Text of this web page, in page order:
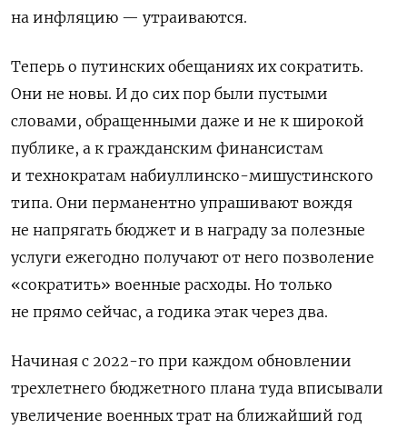
на инфляцию — утраиваются.
Теперь о путинских обещаниях их сократить.
Они не новы. И до сих пор были пустыми
словами, обращенными даже и не к широкой
публике, а к гражданским финансистам
и технократам набиуллинско-мишустинского
типа. Они перманентно упрашивают вождя
не напрягать бюджет и в награду за полезные
услуги ежегодно получают от него позволение
«сократить» военные расходы. Но только
не прямо сейчас, а годика этак через два.
Начиная с 2022-го при каждом обновлении
трехлетнего бюджетного плана туда вписывали
увеличение военных трат на ближайший год